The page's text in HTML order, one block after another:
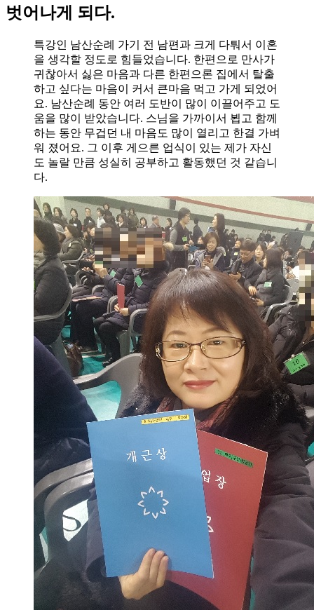
벗어나게 되다.
특강인 남산순례 가기 전 남편과 크게 다퉈서 이혼
을 생각할 정도로 힘들었습니다. 한편으로 만사가
귀찮아서 싫은 마음과 다른 한편으론 집에서 탈출
하고 싶다는 마음이 커서 큰마음 먹고 가게 되었어
요. 남산순례 동안 여러 도반이 많이 이끌어주고 도
움을 많이 받았습니다. 스님을 가까이서 뵙고 함께
하는 동안 무겁던 내 마음도 많이 열리고 한결 가벼
워 졌어요. 그 이후 게으른 업식이 있는 제가 자신
도 놀랄 만큼 성실히 공부하고 활동했던 것 같습니
다.